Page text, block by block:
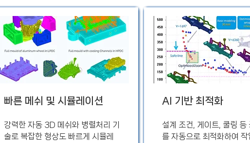
빠른 메쉬 및 시뮬레이션
강력한 자동 3D 메쉬와 병렬처리 기
술로 복잡한 형상도 빠르게 시뮬레
AI 기반 최적화
설계 조건, 게이트, 쿨링 등
를 자동으로 최적화하여 작